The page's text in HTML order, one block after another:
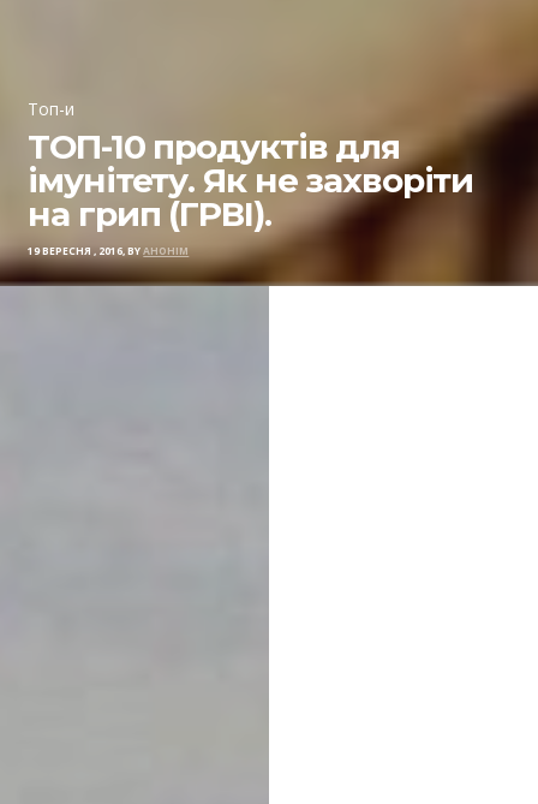
Топ-и
ТОП-10 продуктів для
імунітету. Як не захворіти
на грип (ГРВІ).
19 ВЕРЕСНЯ , 2016, BYАНОНІМ